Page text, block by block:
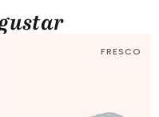
FRESCO